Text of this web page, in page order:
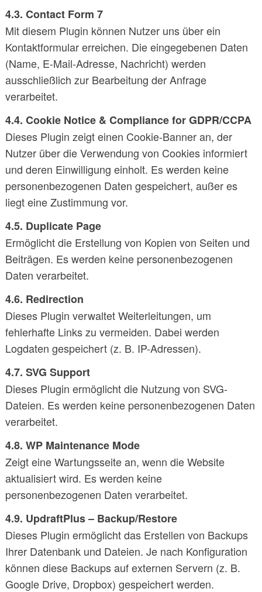
4.3. Contact Form 7
Mit diesem Plugin können Nutzer uns über ein
Kontaktformular erreichen. Die eingegebenen Daten
(Name, E-Mail-Adresse, Nachricht) werden
ausschließlich zur Bearbeitung der Anfrage
verarbeitet.
4.4. Cookie Notice & Compliance for GDPR/CCPA
Dieses Plugin zeigt einen Cookie-Banner an, der
Nutzer über die Verwendung von Cookies informiert
und deren Einwilligung einholt. Es werden keine
personenbezogenen Daten gespeichert, außer es
liegt eine Zustimmung vor.
4.5. Duplicate Page
Ermöglicht die Erstellung von Kopien von Seiten und
Beiträgen. Es werden keine personenbezogenen
Daten verarbeitet.
4.6. Redirection
Dieses Plugin verwaltet Weiterleitungen, um
fehlerhafte Links zu vermeiden. Dabei werden
Logdaten gespeichert (z. B. IP-Adressen).
4.7. SVG Support
Dieses Plugin ermöglicht die Nutzung von SVG-
Dateien. Es werden keine personenbezogenen Daten
verarbeitet.
4.8. WP Maintenance Mode
Zeigt eine Wartungsseite an, wenn die Website
aktualisiert wird. Es werden keine
personenbezogenen Daten verarbeitet.
4.9. UpdraftPlus – Backup/Restore
Dieses Plugin ermöglicht das Erstellen von Backups
Ihrer Datenbank und Dateien. Je nach Konfiguration
können diese Backups auf externen Servern (z. B.
Google Drive, Dropbox) gespeichert werden.